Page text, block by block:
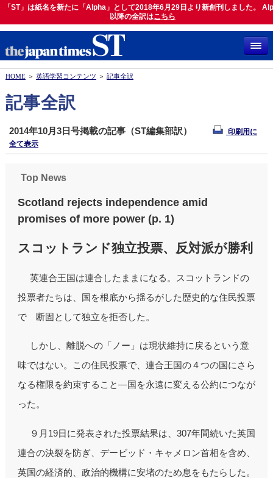
「ST」は紙名を新たに「Alpha」として2018年6月29日より新創刊しました。
以降の全訳はこちら
「ST」は紙名を新たに「Alpha」として2018年6月29日より新創刊しました。
以降の全訳はこちら
HOME＞ 英語学習コンテンツ ＞ 記事全訳
記事全訳
2014年10月3日号掲載の記事（ST編集部訳）
印刷用に
全て表示
Top News
Scotland rejects independence amid
promises of more power (p. 1)
スコットランド独立投票、反対派が勝利
英連合王国は連合したままになる。スコットランドの
投票者たちは、国を根底から揺るがした歴史的な住民投票
で 断固として独立を拒否した。
しかし、離脱への「ノー」は現状維持に戻るという意
味ではない。この住民投票で、連合王国の４つの国にさら
なる権限を約束すること―国を永遠に変える公約につなが
った。
９月19日に発表された投票結果は、307年間続いた英国
連合の決裂を防ぎ、デービッド・キャメロン首相を含め、
英国の経済的、政治的機構に安堵のため息をもたらした。